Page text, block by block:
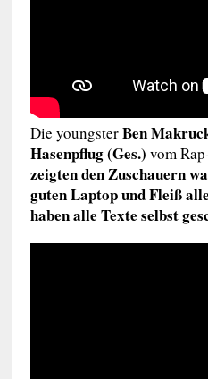
Die youngsterBen
Hasenpflug (Ges.) vom
zeigten den Zuschauern
guten Laptop und Fleiß
haben alle Texte selbst